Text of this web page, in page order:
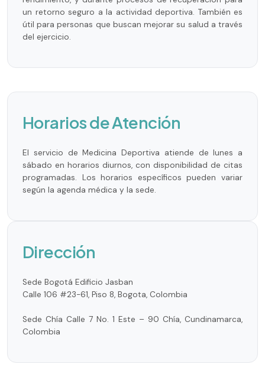
un retorno seguro a la actividad deportiva. También es
útil para personas que buscan mejorar su salud a través
del ejercicio.
Horarios de Atención
El servicio de Medicina Deportiva atiende de lunes a
sábado en horarios diurnos, con disponibilidad de citas
programadas. Los horarios específicos pueden variar
según la agenda médica y la sede.
Dirección
Sede Bogotá Edificio Jasban
Calle 106 #23-61, Piso 8, Bogota, Colombia
Sede Chía Calle 7 No. 1 Este – 90 Chía, Cundinamarca,
Colombia